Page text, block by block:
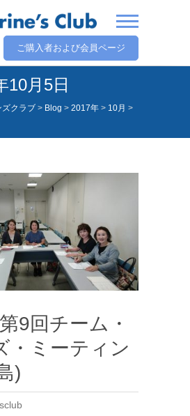
ご購入者および会員ページ
10月5日
ズクラブ > Blog > 2017年 > 10月 >
9回チーム・
・ミーティン
)